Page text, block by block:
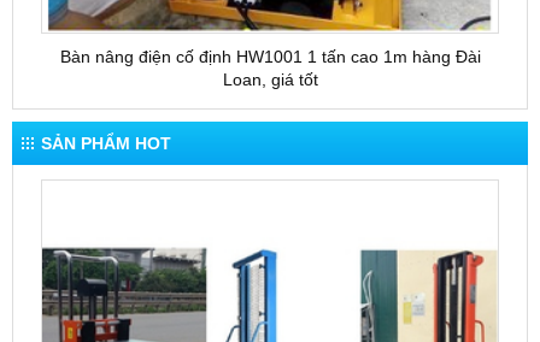
Bàn nâng điện cố định HW1001 1 tấn cao 1m hàng Đài
Loan, giá tốt
SẢN PHẨM HOT